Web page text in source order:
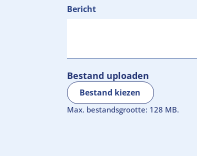
Bericht
Bestand kiezen
Max. bestandsgrootte: 128 MB.
Bestand uploaden